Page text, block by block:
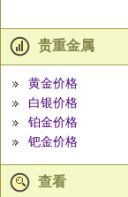
贵重金属
黄金价格
白银价格
铂金价格
钯金价格
查看